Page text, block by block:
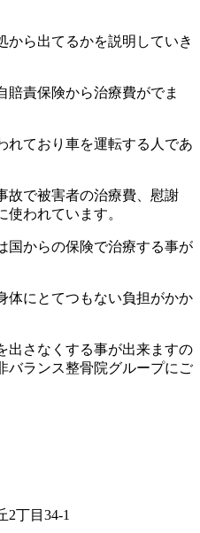
から出てるかを説明していき
賠責保険から治療費がでま
れており車を運転する人であ
故で被害者の治療費、慰謝
われています。
国からの保険で治療する事が
体にとてつもない負担がかか
出さなくする事が出来ますの
バランス整骨院グループにご
2丁目34-1